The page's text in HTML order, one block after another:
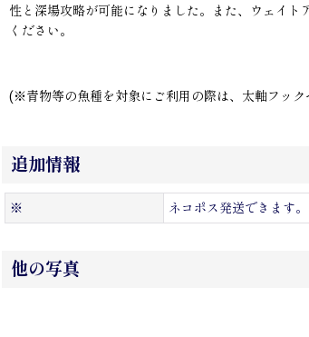
性と深場攻略が可能になりました。また、ウェイ
ください。
(※青物等の魚種を対象にご利用の際は、太軸フック
追加情報
※ ネコポス発送できます。
他の写真